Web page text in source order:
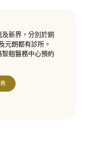
新界，分別於銅
元朗都有診所。
翹醫務中心預約